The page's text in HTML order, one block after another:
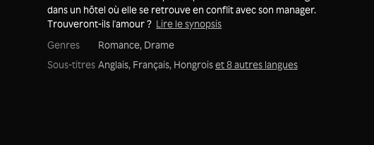
dans un hôtel où elle se retrouve en conflit avec son manager.
Trouveront-ils l'amour ? Lire le synopsis
Genres
Romance, Drame
Sous-titres Anglais, Français, Hongroiset 8 autres langues